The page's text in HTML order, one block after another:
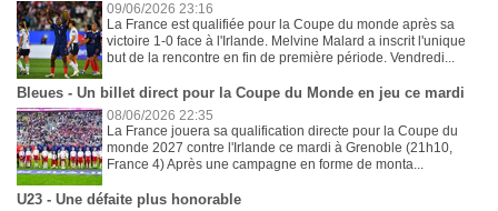
09/06/2026 23:16
La France est qualifiée pour la Coupe du monde après sa
victoire 1-0 face à l'Irlande. Melvine Malard a inscrit l'unique
but de la rencontre en fin de première période. Vendredi...
Bleues - Un billet direct pour la Coupe du Monde en jeu ce mardi
08/06/2026 22:35
La France jouera sa qualification directe pour la Coupe du
monde 2027 contre l'Irlande ce mardi à Grenoble (21h10,
France 4) Après une campagne en forme de monta...
U23 - Une défaite plus honorable